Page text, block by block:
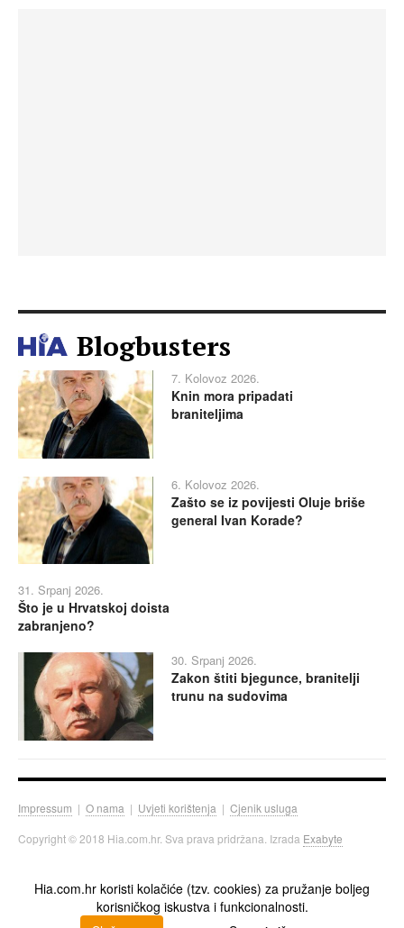
Blogbusters
7. Kolovoz 2026.
Knin mora pripadati
braniteljima
6. Kolovoz 2026.
Zašto se iz povijesti Oluje briše
general Ivan Korade?
31. Srpanj 2026.
Što je u Hrvatskoj doista
zabranjeno?
30. Srpanj 2026.
Zakon štiti bjegunce, branitelji
trunu na sudovima
Impressum | O nama | Uvjeti korištenja | Cjenik usluga
Copyright © 2018 Hia.com.hr. Sva prava pridržana. Izrada Exabyte
Hia.com.hr koristi kolačiće (tzv. cookies) za pružanje boljeg
korisničkog iskustva i funkcionalnosti.